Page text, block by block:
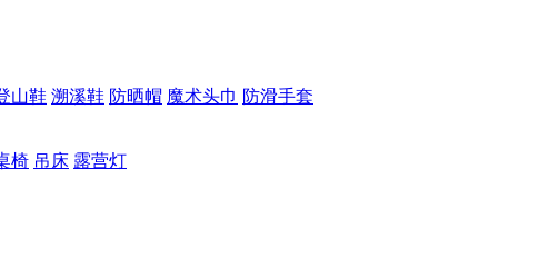
山鞋 溯溪鞋 防晒帽 魔术头巾 防滑手套
椅 吊床 露营灯